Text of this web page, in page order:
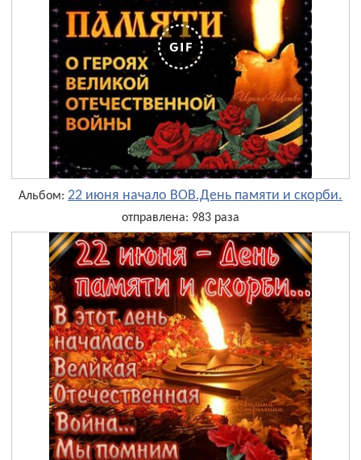
Альбом: 22 июня начало ВОВ.День памяти и скорби.
отправлена: 983 раза